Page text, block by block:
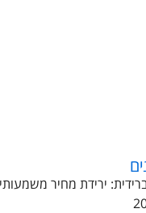
ירידת מחיר